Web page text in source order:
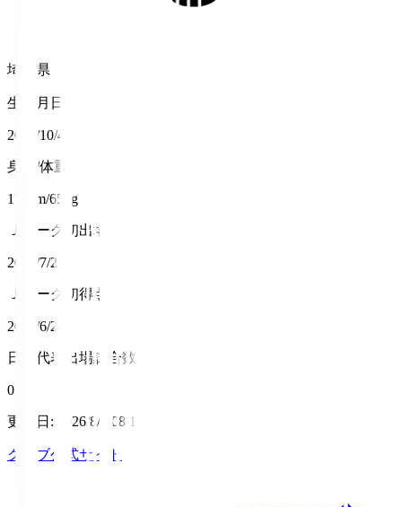
埼玉県
生年月日
2000/10/4
身長/体重
174cm/65kg
Ｊリーグ初出場
2022/7/2
Ｊリーグ初得点
2023/6/24
日本代表出場試合数
0
更新日 : 2026/8/7 08:11
クラブ公式サイト